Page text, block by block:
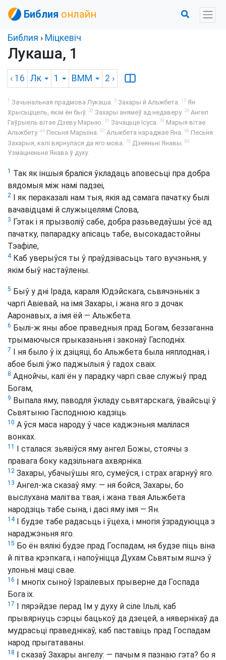
Библия онлайн
Библия › Міцкевіч
Лукаша, 1
‹ 16 Лк 1 BMM 2 ›
1 Зачынальная прадмова Лукаша. 5 Захары й Альжбета. 15 Ян
Хрысьціцель, якім ён быў.
20 Захары анямеў ад недаверу. 26 Ангел
Гаўрыель вітае Дзеву Марыю. 31 Зачацьце Ісуса. 39 Марыя вітае
Альжбету. 46 Песьня Марыіна. 57 Альжбета нараджае Яна. 68 Песьня
Захарыя, калі вярнулася да яго мова.
76 Дзеяньні Янавы. 80
Узмацненьне Янава ў духу.
1 Так як іншыя браліся ўкладаць аповесьці пра добра
вядомыя між намі падзеі,
2 І як пераказалі нам тыя, якія ад самага пачатку былі
вачавідцамі й служыцелямі Слова,
3 Гэтак і я прызволіў сабе, добра разьведаўшы ўсё ад
пачатку, папарадку апісаць табе, высокадастойны
Тэафіле,
4Каб уверыўся ты ў праўдзівасьць таго вучэньня, у
якім быў настаўлены.
5 Быў у дні Ірада, караля Юдэйскага, сьвячэньнік з
чаргі Авіевай, на імя Захары, і жана яго з дочак
Ааронавых, а імя ёй — Альжбета.
6 Былі-ж яны абое праведныя прад Богам, беззаганна
трымаючыся прыказаньня і законаў Гасподніх.
7 І ня было ў іх дзіцяці, бо Альжбета была няплодная, і
абое былі ўжо паджылыя ў гадох сваіх.
8 Аднойчы, калі ён у парадку чаргі свае служыў прад
Богам,
9 Выпала яму, паводля ўкладу сьвятарскага, ўвайсьці ў
Сьвятыню Гасподнюю кадзіць.
10 А ўся маса народу ў часе каджэньня малілася
вонках.
11 І сталася: зьявіўся яму ангел Божы, стоячы з
правага боку кадзільнага ахвярніка.
12 Захары, убачыўшы яго, сумеўся, і страх агарнуў яго.
13 Ангел-жа сказаў яму: — ня бойся, Захары, бо
выслухана малітва твая, і жана твая Альжбета
народзіць табе сына, і дасі яму імя — Ян.
14І будзе табе радасьць і ўцеха, і многія ўзрадуюцца з
нараджэньня яго.
15 Бо ён вялікі будзе прад Госпадам, ня будзе піць віна
й пітва крэпкага, і напоўніцца Духам Сьвятым яшчэ ў
улоньні маці свае.
16 І многіх сыноў Ізраілевых прыверне да Госпада
Бога іх.
17 І пярэйдзе перад Ім у духу й сіле Ільлі, каб
прывярнуць сэрцы бацькоў да дзецей, а нявернікаў да
мудрасьці праведнікаў, каб паставіць прад Госпадам
народ прыгатаваны.
18 І сказаў Захары ангелу: — пачым я пазнаю гэта? бо я